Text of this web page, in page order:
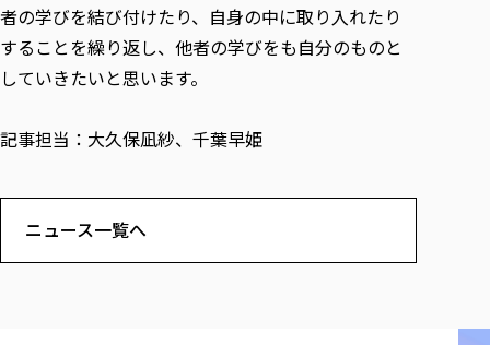
者の学びを結び付けたり、自身の中に取り入れたり
することを繰り返し、他者の学びをも自分のものと
していきたいと思います。
記事担当：大久保凪紗、千葉早姫
ニュース一覧へ